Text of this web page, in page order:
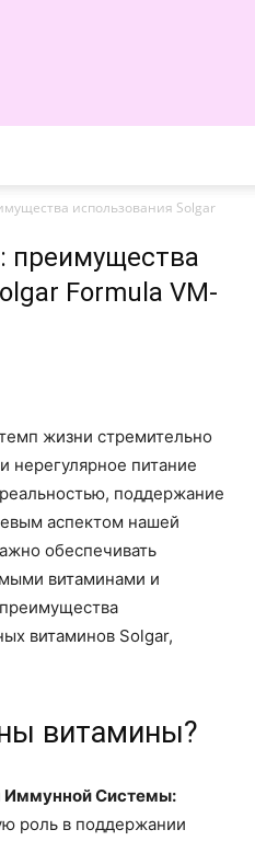
использования Solgar
преимущества
Formula VM-
жизни стремительно
нерегулярное питание
поддержание
аспектом нашей
обеспечивать
витаминами и
витаминов Solgar,
витамины?
Иммунной Системы:
роль в поддержании